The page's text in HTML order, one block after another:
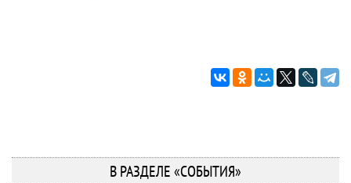
В РАЗДЕЛЕ «СОБЫТИЯ»